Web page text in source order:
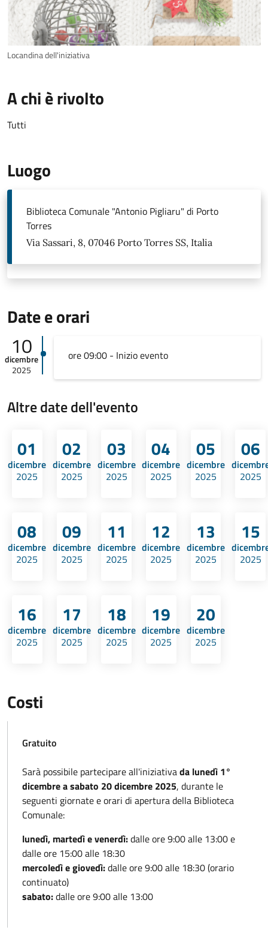
Locandina dell'iniziativa
A chi è rivolto
Tutti
Luogo
Biblioteca Comunale "Antonio Pigliaru" di Porto
Torres
Via Sassari, 8, 07046 Porto Torres SS, Italia
Date e orari
10
dicembre
2025
ore 09:00 - Inizio evento
Altre date dell'evento
01
dicembre
2025
02
dicembre
2025
03
dicembre
2025
04
dicembre
2025
05
dicembre
2025
06
2025
08
dicembre
2025
09
dicembre
2025
11
dicembre
2025
12
dicembre
2025
13
dicembre
2025
15
2025
16
dicembre
2025
17
dicembre
2025
18
dicembre
2025
19
dicembre
2025
20
dicembre
2025
Costi
Gratuito
Sarà possibile partecipare all'iniziativada lunedì 1°
dicembre a sabato 20 dicembre 2025, durante le
seguenti giornate e orari di apertura della Biblioteca
Comunale:
lunedì, martedì e venerdì:dalle ore 9:00 alle 13:00 e
dalle ore 15:00 alle 18:30
mercoledì e giovedì:dalle ore 9:00 alle 18:30 (orario
continuato)
sabato:dalle ore 9:00 alle 13:00